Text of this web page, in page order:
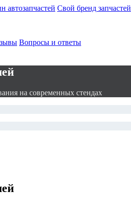
автозапчастей Свой бренд запчастей
Вопросы и ответы
на современных стендах